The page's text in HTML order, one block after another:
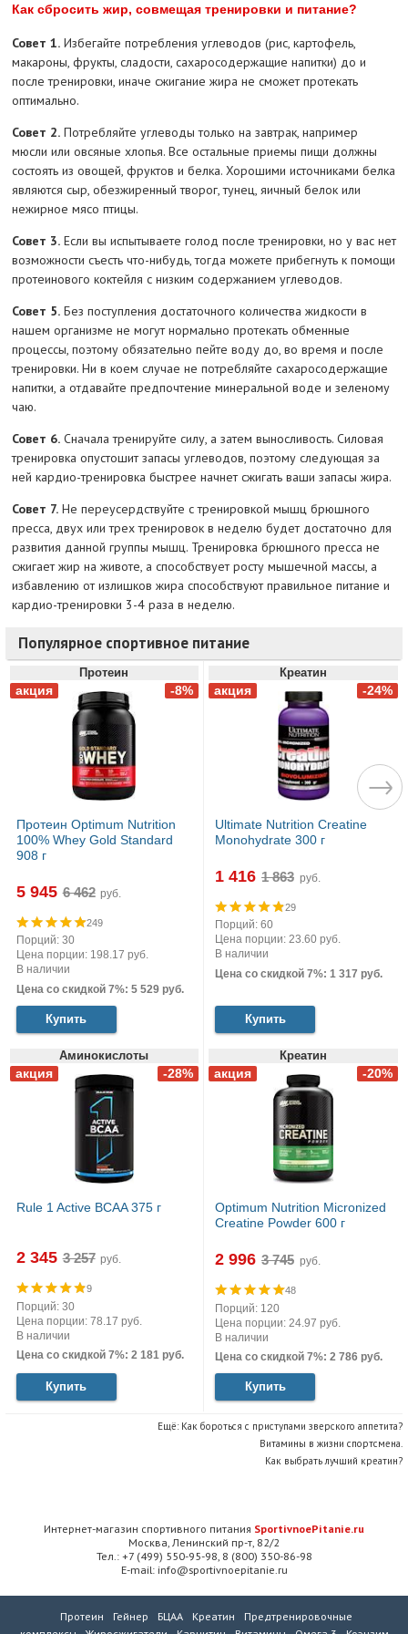
Как сбросить жир, совмещая тренировки и питание?
Совет 1.Избегайте потребления углеводов (рис, картофель,
макароны, фрукты, сладости, сахаросодержащие напитки) до и
после тренировки, иначе сжигание жира не сможет протекать
оптимально.
Совет 2.Потребляйте углеводы только на завтрак, например
мюсли или овсяные хлопья. Все остальные приемы пищи должны
состоять из овощей, фруктов и белка. Хорошими источниками белка
являются сыр, обезжиренный творог, тунец, яичный белок или
нежирное мясо птицы.
Совет 3.Если вы испытываете голод после тренировки, но у вас нет
возможности съесть что-нибудь, тогда можете прибегнуть к помощи
протеинового коктейля с низким содержанием углеводов.
Совет 5.Без поступления достаточного количества жидкости в
нашем организме не могут нормально протекать обменные
процессы, поэтому обязательно пейте воду до, во время и после
тренировки. Ни в коем случае не потребляйте сахаросодержащие
напитки, а отдавайте предпочтение минеральной воде и зеленому
чаю.
Совет 6.Сначала тренируйте силу, а затем выносливость. Силовая
тренировка опустошит запасы углеводов, поэтому следующая за
ней кардио-тренировка быстрее начнет сжигать ваши запасы жира.
Совет 7.Не переусердствуйте с тренировкой мышц брюшного
пресса, двух или трех тренировок в неделю будет достаточно для
развития данной группы мышц. Тренировка брюшного пресса не
сжигает жир на животе, а способствует росту мышечной массы, а
избавлению от излишков жира способствуют правильное питание и
кардио-тренировки 3-4 раза в неделю.
Популярное спортивное питание
Протеин
Протеин Optimum Nutrition
100% Whey Gold Standard
908 г
5 945 руб.
249
Порций: 30
Цена порции: 198.17 руб.
В наличии
Цена со скидкой 7%: 5 529 руб.
Купить
Креатин
Ultimate Nutrition Creatine
Monohydrate 300 г
1 416 руб.
29
Порций: 60
Цена порции: 23.60 руб.
В наличии
Цена со скидкой 7%: 1 317 руб.
Купить
Аминокислоты
Rule 1 Active BCAA 375 г
2 345 руб.
9
Порций: 30
Цена порции: 78.17 руб.
В наличии
Цена со скидкой 7%: 2 181 руб.
Купить
Креатин
Optimum Nutrition Micronized
Creatine Powder 600 г
2 996 руб.
48
Порций: 120
Цена порции: 24.97 руб.
В наличии
Цена со скидкой 7%: 2 786 руб.
Купить
Ещё: Как бороться с приступами зверского аппетита?
Витамины в жизни спортсмена.
Как выбрать лучший креатин?
Интернет-магазин спортивного питания SportivnoePitanie.ru
Москва, Ленинский пр-т, 82/2
Тел.: +7 (499) 550-95-98, 8 (800) 350-86-98
E-mail: info@sportivnoepitanie.ru
Протеин Гейнер БЦАА Креатин
Предтренировочные